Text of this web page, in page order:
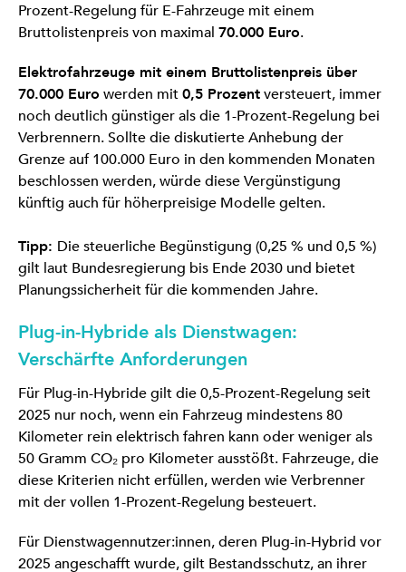
Prozent-Regelung für E-Fahrzeuge mit einem
Bruttolistenpreis von maximal 70.000 Euro.
Elektrofahrzeuge mit einem Bruttolistenpreis über
70.000 Euro werden mit0,5 Prozentversteuert, immer
noch deutlich günstiger als die 1-Prozent-Regelung bei
Verbrennern. Sollte die diskutierte Anhebung der
Grenze auf 100.000 Euro in den kommenden Monaten
beschlossen werden, würde diese Vergünstigung
künftig auch für höherpreisige Modelle gelten.
Tipp: Die steuerliche Begünstigung (0,25 % und 0,5 %)
gilt laut Bundesregierung bis Ende 2030 und bietet
Planungssicherheit für die kommenden Jahre.
Plug-in-Hybride als Dienstwagen:
Verschärfte Anforderungen
Für Plug-in-Hybride gilt die 0,5-Prozent-Regelung seit
2025 nur noch, wenn ein Fahrzeug mindestens 80
Kilometer rein elektrisch fahren kann oder weniger als
50 Gramm CO₂ pro Kilometer ausstößt. Fahrzeuge, die
diese Kriterien nicht erfüllen, werden wie Verbrenner
mit der vollen 1-Prozent-Regelung besteuert.
Für Dienstwagennutzer:innen, deren Plug-in-Hybrid vor
2025 angeschafft wurde, gilt Bestandsschutz, an ihrer